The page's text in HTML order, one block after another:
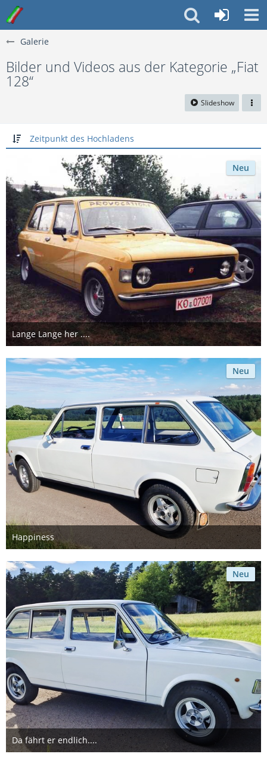
Galerie
Bilder und Videos aus der Kategorie „Fiat
128“
Slideshow
Zeitpunkt des Hochladens
Lange Lange her ....
Dienstag, 19:05
2
Neu
Happiness
Montag, 23:43
1
Neu
Da fährt er endlich....
Montag, 23:43
Neu